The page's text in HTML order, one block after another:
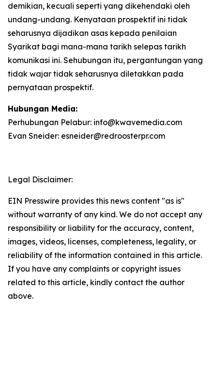
demikian, kecuali seperti yang dikehendaki oleh
undang-undang. Kenyataan prospektif ini tidak
seharusnya dijadikan asas kepada penilaian
Syarikat bagi mana-mana tarikh selepas tarikh
komunikasi ini. Sehubungan itu, pergantungan yang
tidak wajar tidak seharusnya diletakkan pada
pernyataan prospektif.
Hubungan Media:
Perhubungan Pelabur: info@kwavemedia.com
Evan Sneider: esneider@redroosterpr.com
Legal Disclaimer:
EIN Presswire provides this news content "as is"
without warranty of any kind. We do not accept any
responsibility or liability for the accuracy, content,
images, videos, licenses, completeness, legality, or
reliability of the information contained in this article.
If you have any complaints or copyright issues
related to this article, kindly contact the author
above.